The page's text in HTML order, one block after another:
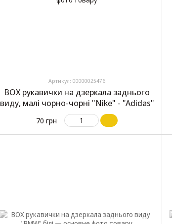
Артикул: 00000025476
BOX рукавички на дзеркала заднього
виду, малі чорно-чорні "Nike" - "Adidas"
70 грн